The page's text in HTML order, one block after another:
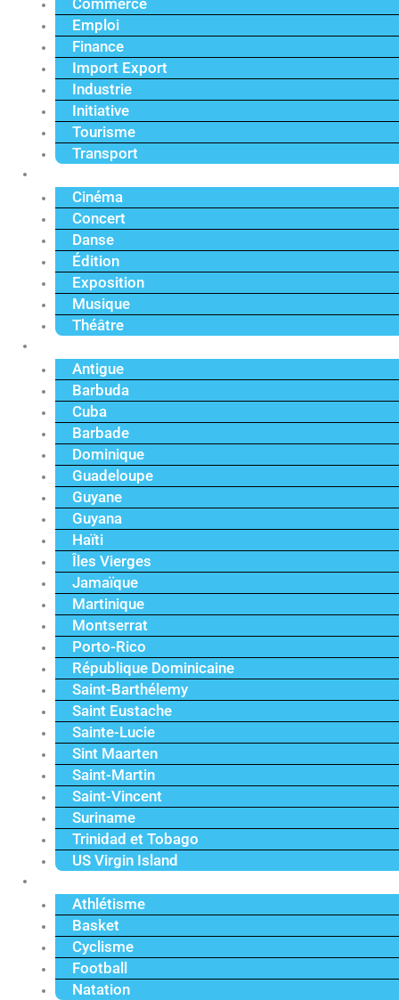
Commerce
Emploi
Finance
Import Export
Industrie
Initiative
Tourisme
Transport
Cinéma
Concert
Danse
Édition
Exposition
Musique
Théâtre
Antigue
Barbuda
Cuba
Barbade
Dominique
Guadeloupe
Guyane
Guyana
Haïti
Îles Vierges
Jamaïque
Martinique
Montserrat
Porto-Rico
République Dominicaine
Saint-Barthélemy
Saint Eustache
Sainte-Lucie
Sint Maarten
Saint-Martin
Saint-Vincent
Suriname
Trinidad et Tobago
US Virgin Island
Athlétisme
Basket
Cyclisme
Football
Natation